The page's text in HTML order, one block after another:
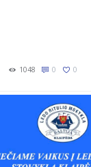
1048 0 0